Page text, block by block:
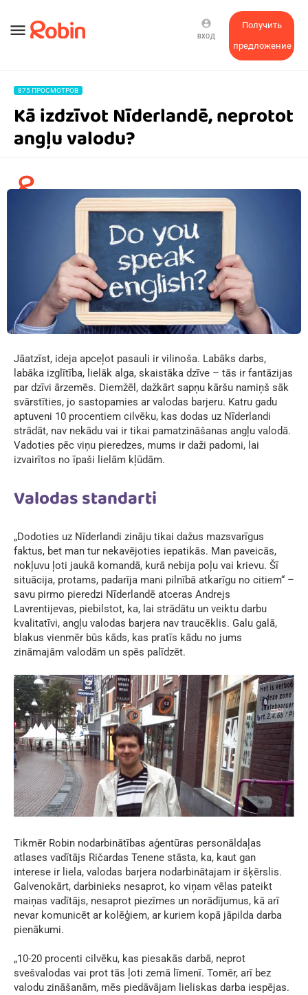
menu
Получить
предложение
account_circle
ВХОД
875 ПРОСМОТРОВ
Kā izdzīvot Nīderlandē, neprotot
angļu valodu?
Jāatzīst, ideja apceļot pasauli ir vilinoša. Labāks darbs,
labāka izglītība, lielāk alga, skaistāka dzīve – tās ir fantāzijas
par dzīvi ārzemēs. Diemžēl, dažkārt sapņu kāršu namiņš sāk
svārstīties, jo sastopamies ar valodas barjeru. Katru gadu
aptuveni 10 procentiem cilvēku, kas dodas uz Nīderlandi
strādāt, nav nekādu vai ir tikai pamatzināšanas angļu valodā.
Vadoties pēc viņu pieredzes, mums ir daži padomi, lai
izvairītos no īpaši lielām kļūdām.
Valodas standarti
„Dodoties uz Nīderlandi zināju tikai dažus mazsvarīgus
faktus, bet man tur nekavējoties iepatikās. Man paveicās,
nokļuvu ļoti jaukā komandā, kurā nebija poļu vai krievu. Šī
situācija, protams, padarīja mani pilnībā atkarīgu no citiem“ –
savu pirmo pieredzi Nīderlandē atceras Andrejs
Lavrentijevas, piebilstot, ka, lai strādātu un veiktu darbu
kvalitatīvi, angļu valodas barjera nav traucēklis. Galu galā,
blakus vienmēr būs kāds, kas pratīs kādu no jums
zināmajām valodām un spēs palīdzēt.
Tikmēr Robin nodarbinātības aģentūras personāldaļas
atlases vadītājs Ričardas Tenene stāsta, ka, kaut gan
interese ir liela, valodas barjera nodarbinātajam ir šķērslis.
Galvenokārt, darbinieks nesaprot, ko viņam vēlas pateikt
maiņas vadītājs, nesaprot piezīmes un norādījumus, kā arī
nevar komunicēt ar kolēģiem, ar kuriem kopā jāpilda darba
pienākumi.
„10-20 procenti cilvēku, kas piesakās darbā, neprot
svešvalodas vai prot tās ļoti zemā līmenī. Tomēr, arī bez
valodu zināšanām, mēs piedāvājam lieliskas darba iespējas.